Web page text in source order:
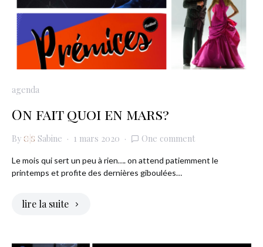
agenda
On fait quoi en mars?
By Sabine 1 mars 2020 One comment
Le mois qui sert un peu à rien…. on attend patiemment le
printemps et profite des dernières giboulées…
lire la suite